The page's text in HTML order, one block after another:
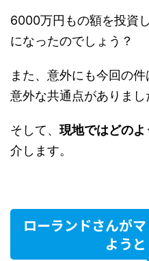
6000万円もの額を投資
になったのでしょう？
また、意外にも今回の件
意外な共通点がありまし
そして、 現地ではどの
介します。
ローランドさんが
よう